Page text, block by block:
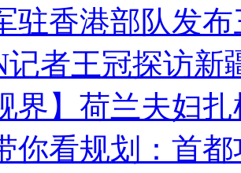
驻香港部队发
记者王冠探访新
界】荷兰夫妇
你看规划：首